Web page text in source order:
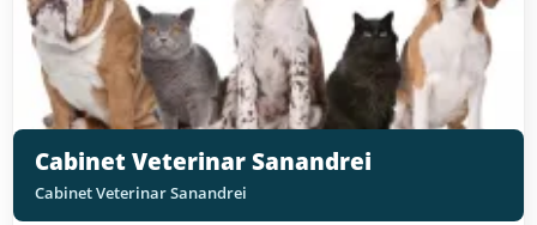
Cabinet Veterinar Sanandrei
Cabinet Veterinar Sanandrei